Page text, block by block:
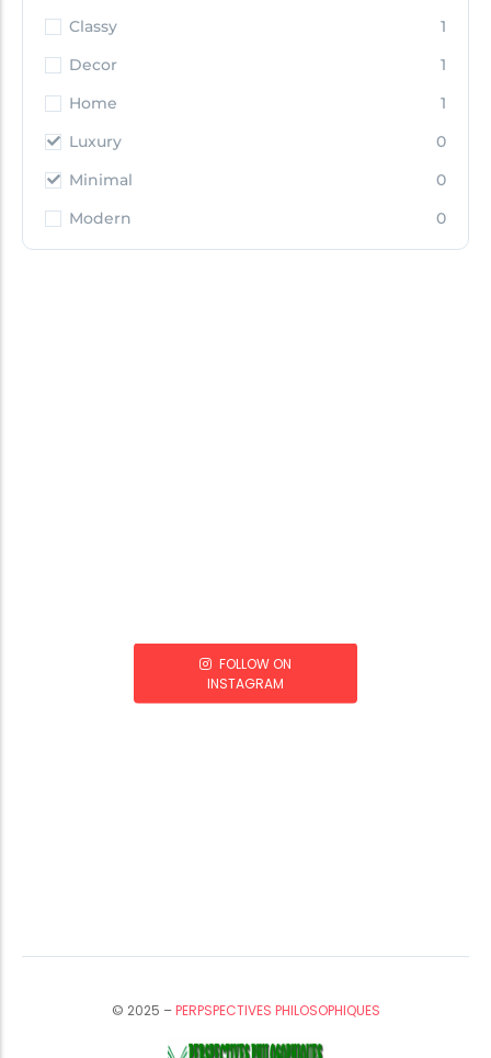
Classy
1
Decor
1
Home
1
Luxury
0
Minimal
0
Modern
0
FOLLOW ON
INSTAGRAM
© 2025 –PERPSPECTIVES PHILOSOPHIQUES